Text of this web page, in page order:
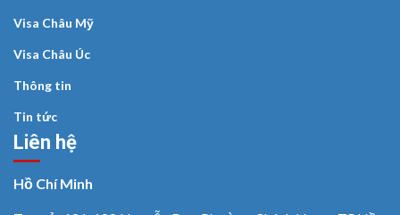
Visa Châu Mỹ
Visa Châu Úc
Thông tin
Tin tức
Liên hệ
Hồ Chí Minh